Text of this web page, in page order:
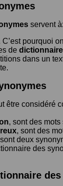
servent à:
C’est pourquoi
de
dans un
être considéré
, sont des
, sont des
sont deux
des